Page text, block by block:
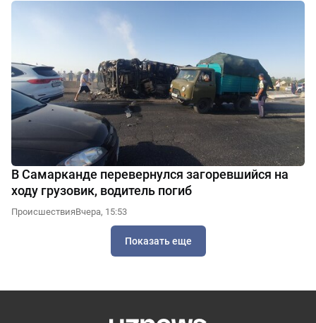
В Самарканде перевернулся загоревшийся на
ходу грузовик, водитель погиб
ПроисшествияВчера, 15:53
Показать еще